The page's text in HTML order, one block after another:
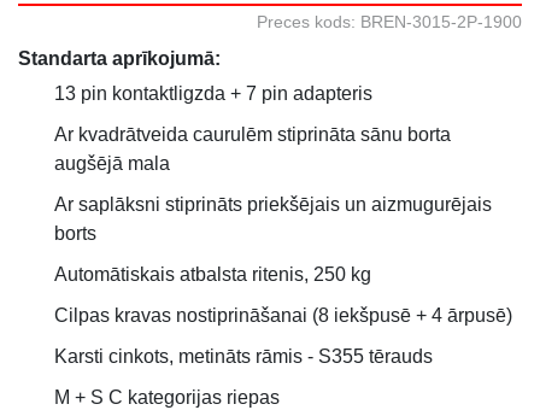
Preces kods: BREN-3015-2P-1900
Standarta aprīkojumā:
13 pin kontaktligzda + 7 pin adapteris
Ar kvadrātveida caurulēm stiprināta sānu borta
augšējā mala
Ar saplāksni stiprināts priekšējais un aizmugurējais
borts
Automātiskais atbalsta ritenis, 250 kg
Cilpas kravas nostiprināšanai (8 iekšpusē + 4 ārpusē)
Karsti cinkots, metināts rāmis - S355 tērauds
M + S C kategorijas riepas